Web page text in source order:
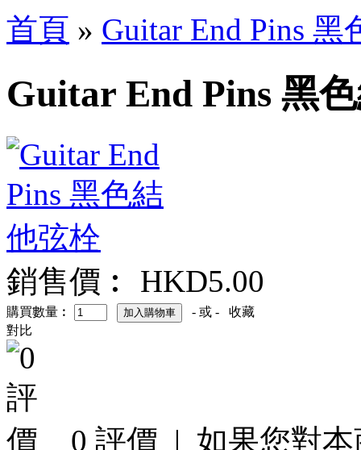
首頁 » Guitar End Pins 黑
Guitar End Pins 黑
銷售價︰ HKD5.00
購買數量︰ - 或 -
收藏
對比
0 評價 | 如果您對